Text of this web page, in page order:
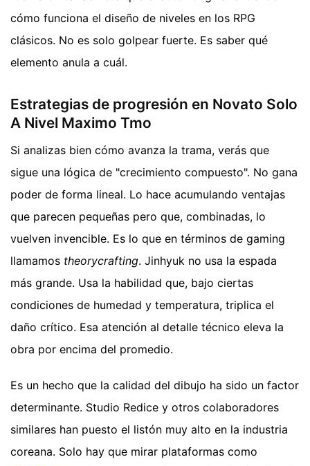
cómo funciona el diseño de niveles en los RPG
clásicos. No es solo golpear fuerte. Es saber qué
elemento anula a cuál.
Estrategias de progresión en Novato Solo
A Nivel Maximo Tmo
Si analizas bien cómo avanza la trama, verás que
sigue una lógica de "crecimiento compuesto". No gana
poder de forma lineal. Lo hace acumulando ventajas
que parecen pequeñas pero que, combinadas, lo
vuelven invencible. Es lo que en términos de gaming
llamamos theorycrafting. Jinhyuk no usa la espada
más grande. Usa la habilidad que, bajo ciertas
condiciones de humedad y temperatura, triplica el
daño crítico. Esa atención al detalle técnico eleva la
obra por encima del promedio.
Es un hecho que la calidad del dibujo ha sido un factor
determinante. Studio Redice y otros colaboradores
similares han puesto el listón muy alto en la industria
coreana. Solo hay que mirar plataformas como